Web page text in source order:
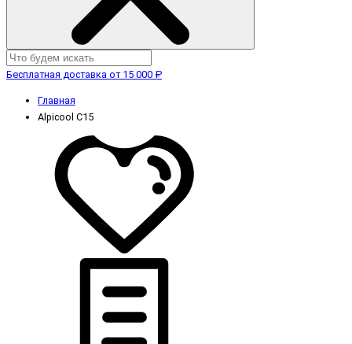
Бесплатная доставка от 15 000 ₽
Главная
Alpicool C15